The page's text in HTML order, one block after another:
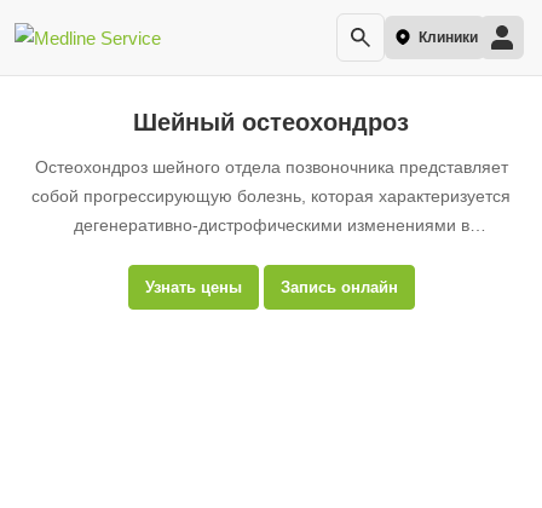
Клиники
Шейный остеохондроз
Остеохондроз шейного отдела позвоночника представляет
собой прогрессирующую болезнь, которая характеризуется
дегенеративно-дистрофическими изменениями в
Узнать цены Запись онлайн